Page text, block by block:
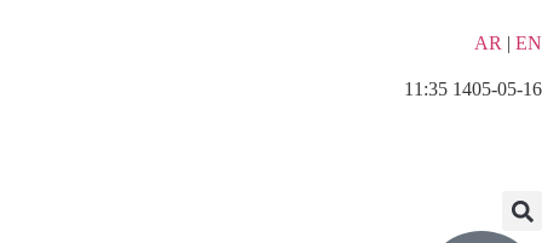
AR | EN
1405-05-16 11:35